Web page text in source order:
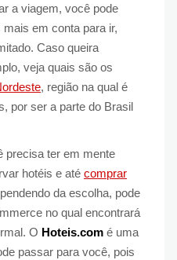
a viagem, você pode
em conta para ir,
Caso queira
veja quais são os
, região na qual é
por ser a parte do Brasil
precisa ter em mente
hotéis e até comprar
da escolha, pode
no qual encontrará
O Hoteis.com é uma
passar para você, pois